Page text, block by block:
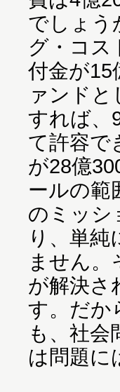
でしょう
グ・コス
付金が15
ァンド
すれば、
て許容で
が28億
ールの範
のミッシ
り、単
ません
が解決さ
す。だか
も、社
は問題に